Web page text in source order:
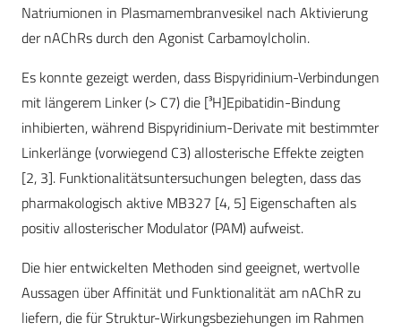
Natriumionen in Plasmamembranvesikel nach Aktivierung
der nAChRs durch den Agonist Carbamoylcholin.
Es konnte gezeigt werden, dass Bispyridinium-Verbindungen
mit längerem Linker (> C7) die [³H]Epibatidin-Bindung
inhibierten, während Bispyridinium-Derivate mit bestimmter
Linkerlänge (vorwiegend C3) allosterische Effekte zeigten
[2, 3]. Funktionalitätsuntersuchungen belegten, dass das
pharmakologisch aktive MB327 [4, 5] Eigenschaften als
positiv allosterischer Modulator (PAM) aufweist.
Die hier entwickelten Methoden sind geeignet, wertvolle
Aussagen über Affinität und Funktionalität am nAChR zu
liefern, die für Struktur-Wirkungsbeziehungen im Rahmen